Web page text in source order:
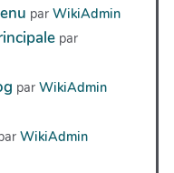
par WikiAdmin
par
par WikiAdmin
WikiAdmin